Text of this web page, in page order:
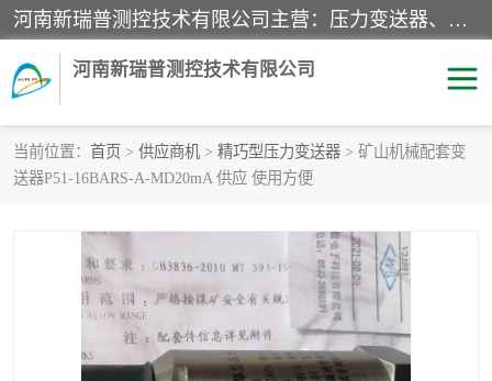
河南新瑞普测控技术有限公司主营：压力变送器、液位变送器、差压变送器、雷达料位计、电容物位计、温度显示控制仪表、电量变送器、流量计、工业自动化系统成套设备。
河南新瑞普测控技术有限公司
当前位置： 首页 > 供应商机 > 精巧型压力变送器 > 矿山机械配套变
送器P51-16BARS-A-MD20mA 供应 使用方便
霍尼韦尔压力变送器 CS系列变送器
1151/3351产品分类 精巧型压力变送器
液位变送器 雷达料位计
标准型工业压力变送器 罐旁显示仪